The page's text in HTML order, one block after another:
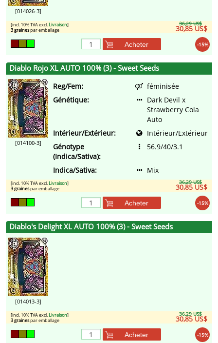
[014026-3]
36,29 US$
30,85 US$
[incl. 10% TVA excl. Livraison]
3 grainespar emballage
-15%
Acheter
Diablo Rojo XL AUTO 100% (3) - Sweet Seeds
[014100-3]
Reg/Fem:
féminisée
Génétique:
Dark Devil x
Strawberry Cola
Auto
Intérieur/Extérieur:
Intérieur/Extérieur
Génotype
(Indica/Sativa):
56.9/40/3.1
Indica/Sativa: Mix
36,29 US$
30,85 US$
[incl. 10% TVA excl. Livraison]
3 grainespar emballage
-15%
Acheter
Diablo's Delight XL AUTO 100% (3) - Sweet Seeds
[014013-3]
36,29 US$
30,85 US$
[incl. 10% TVA excl. Livraison]
3 grainespar emballage
-15%
Acheter